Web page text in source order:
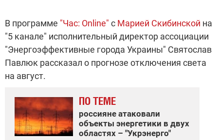
В программе "Час: Online" с Марией Скибинской на
"5 канале" исполнительный директор ассоциации
"Энергоэффективные города Украины" Святослав
Павлюк рассказал о прогнозе отключения света
на август.
ПО ТЕМЕ
россияне атаковали
объекты энергетики в двух
областях – "Укрэнерго"